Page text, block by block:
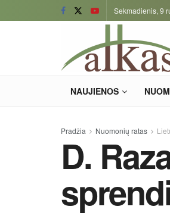
Sekmadienis, 9
NAUJIENOS
Pradžia Nuomonių ratas
D.